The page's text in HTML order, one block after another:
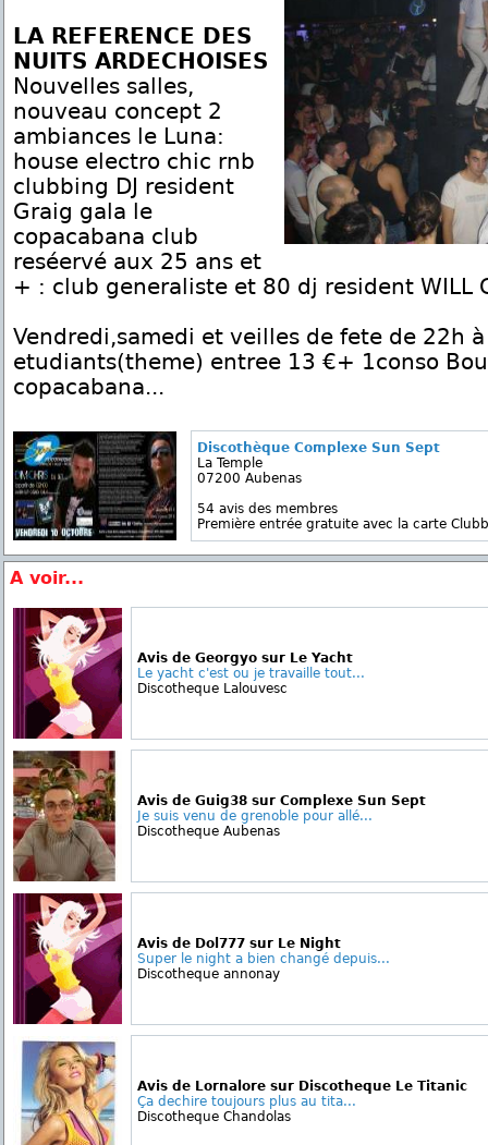
LA REFERENCE DES
NUITS ARDECHOISES
Nouvelles salles,
nouveau concept 2
ambiances le Luna:
house electro chic rnb
clubbing DJ resident
Graig gala le
copacabana club
reséervé aux 25 ans et
+ : club generaliste et 80 dj resident WILL
Vendredi,samedi et veilles de fete de 22h
etudiants(theme) entree 13 €+ 1conso
copacabana...
Discothèque Complexe Sun Sept
La Temple
07200 Aubenas
54 avis des membres
Première entrée gratuite avec la carte
A voir...
Avis de Georgyo sur Le Yacht
Le yacht c'est ou je travaille tout...
Discotheque Lalouvesc
Avis de Guig38 sur Complexe Sun Sept
Je suis venu de grenoble pour allé...
Discotheque Aubenas
Avis de Dol777 sur Le Night
Super le night a bien changé depuis...
Discotheque annonay
Avis de Lornalore sur Discotheque Le Titanic
Ça dechire toujours plus au tita...
Discotheque Chandolas